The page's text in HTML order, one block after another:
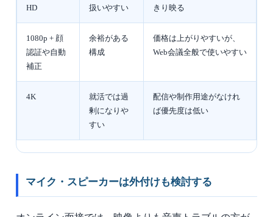
HD
扱いやすい
きり映る
1080p + 顔
認証や自動
補正
余裕がある
構成
価格は上がりやすいが、
Web会議全般で使いやすい
4K
就活では過
剰になりや
すい
配信や制作用途がなけれ
ば優先度は低い
マイク・スピーカーは外付けも検討する